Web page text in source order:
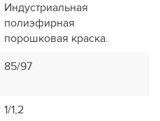
Индустриальная
полиэфирная
порошковая краска.
85/97
1/1,2